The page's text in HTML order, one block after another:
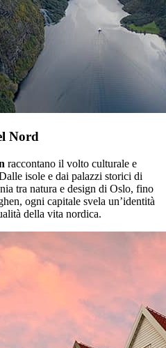
Nord
raccontano il volto culturale e
isole e dai palazzi storici di
tra natura e design di Oslo, fino
ogni capitale svela un’identità
della vita nordica.